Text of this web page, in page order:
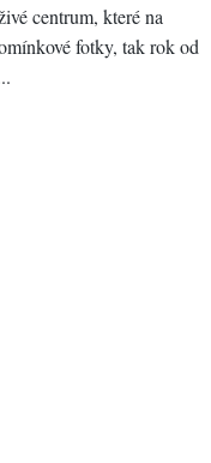
centrum, které na
fotky, tak rok od